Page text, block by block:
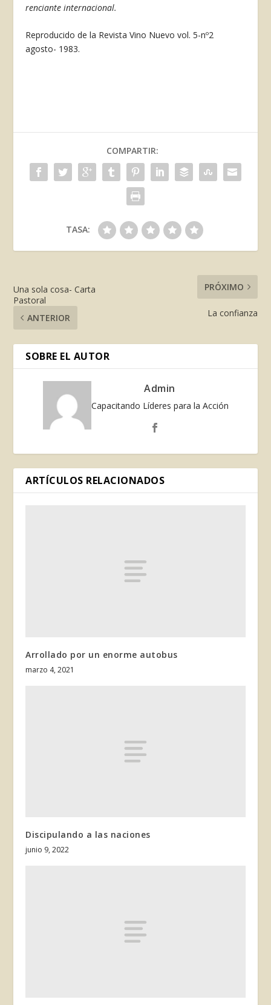
renciante internacional.
Reproducido de la Revista Vino Nuevo vol. 5-nº2
agosto- 1983.
COMPARTIR:
TASA:
Una sola cosa- Carta
Pastoral
ANTERIOR
PRÓXIMO
La confianza
SOBRE EL AUTOR
Admin
Capacitando Líderes para la Acción
ARTÍCULOS RELACIONADOS
Arrollado por un enorme autobus
marzo 4, 2021
Discipulando a las naciones
junio 9, 2022